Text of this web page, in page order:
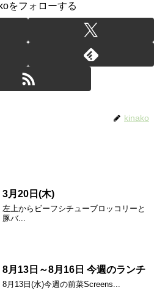
をフォローする
kinako
3月20日(木)
左上からビーフシチューブロッコリーと
豚バ...
8月13日～8月16日 今週のランチ
8月13日(水)今週の前菜Screens...